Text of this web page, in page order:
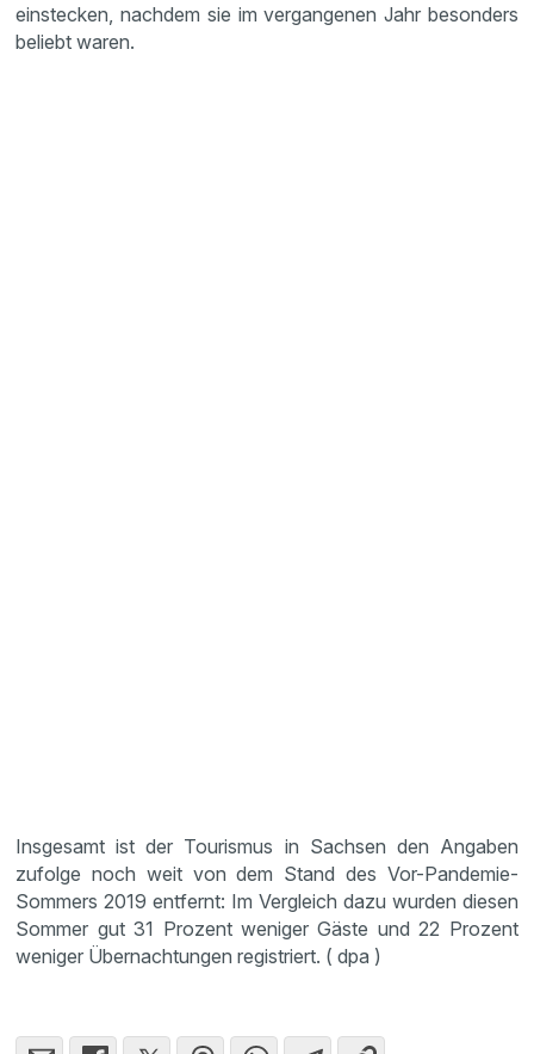
einstecken, nachdem sie im vergangenen Jahr besonders
beliebt waren.
Insgesamt ist der Tourismus in Sachsen den Angaben
zufolge noch weit von dem Stand des Vor-Pandemie-
Sommers 2019 entfernt: Im Vergleich dazu wurden diesen
Sommer gut 31 Prozent weniger Gäste und 22 Prozent
weniger Übernachtungen registriert. ( dpa )